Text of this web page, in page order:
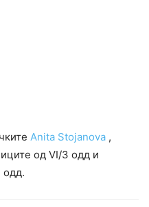
Anita Stojanova ,
од VI/3 одд и
одд.